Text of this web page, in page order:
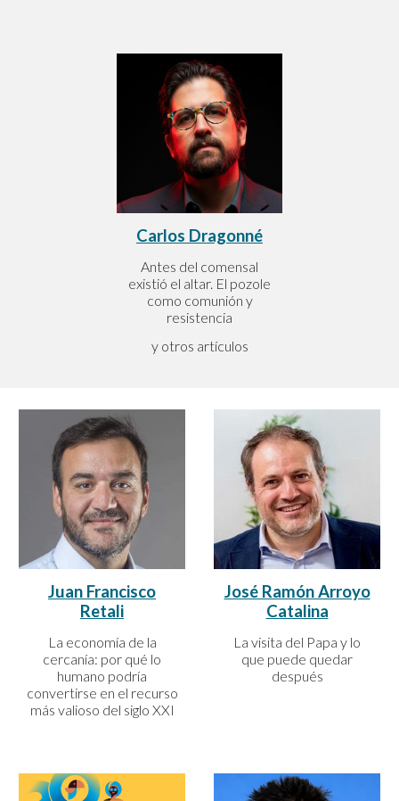
Carlos Dragonné
Antes del comensal
existió el altar. El pozole
como comunión y
resistencia
y otros artículos
Juan Francisco
Retali
La economía de la
cercanía: por qué lo
humano podría
convertirse en el recurso
más valioso del siglo XXI
José Ramón Arroyo
Catalina
La visita del Papa y lo
que puede quedar
después